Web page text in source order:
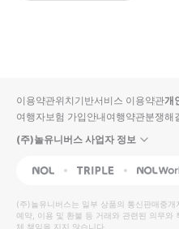
입니
다.
높
은
동
영
순
상
이용약관위치기반서비스 이용약관개
여행자보험 가입안내여행약관분쟁해
(주)놀유니버스 사업자 정보
NOL Triple Interpark
(주)놀유니버스는 일부 상품의 통신판매중
예약, 이용 및 환불 등 거래와 관련된 의무와
체 책임을 지지 않습니다.